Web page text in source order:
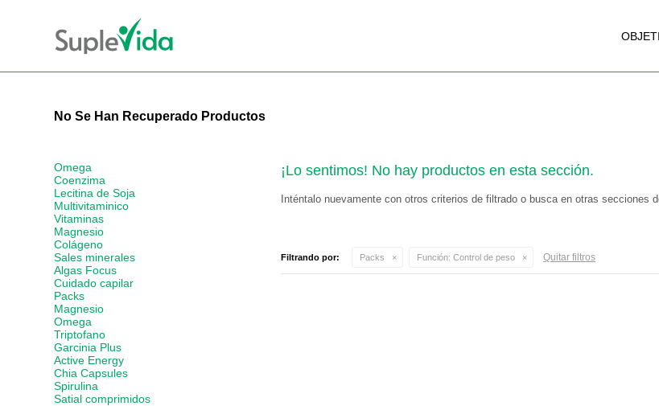
No Se Han Recuperado Productos
¡Lo sentimos! No hay productos en esta sección.
Inténtalo nuevamente con otros criterios de filtrado o busca en otras secciones
Filtrando por: Packs Función: Control de peso Quitar filtros
Omega
Coenzima
Lecitina de Soja
Multivitaminico
Vitaminas
Magnesio
Colágeno
Sales minerales
Algas Focus
Cuidado capilar
Packs
Magnesio
Omega
Triptofano
Garcinia Plus
Active Energy
Chia Capsules
Spirulina
Satial comprimidos